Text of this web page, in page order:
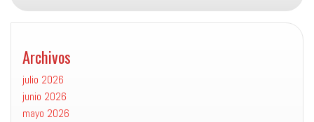
Archivos
julio 2026
junio 2026
mayo 2026